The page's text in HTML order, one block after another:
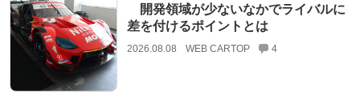
開発領域が少ないなかでライバルに
差を付けるポイントとは
2026.08.08 WEB CARTOP 4